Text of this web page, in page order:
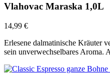
Vlahovac Maraska 1,0L
14,99 €
Erlesene dalmatinische Kräuter
sein unverwechselbares Aroma.